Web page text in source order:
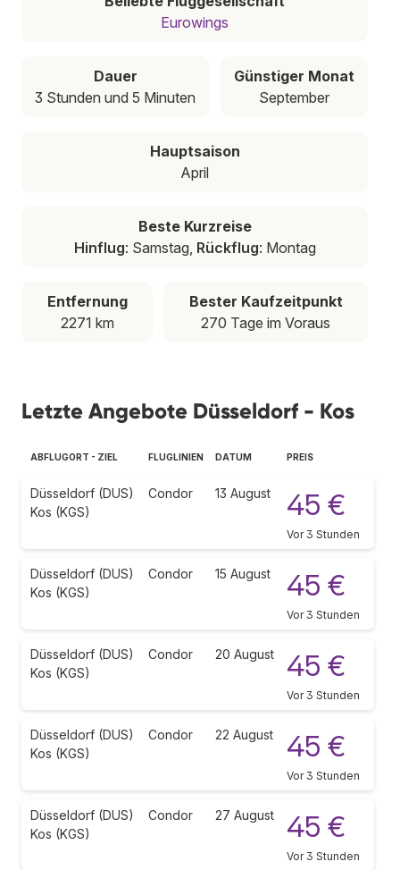
Eurowings
Dauer
3 Stunden und 5 Minuten
Günstiger Monat
September
Hauptsaison
April
Beste Kurzreise
Hinflug: Samstag, Rückflug: Montag
Entfernung
2271 km
Bester Kaufzeitpunkt
270 Tage im Voraus
Letzte Angebote Düsseldorf - Kos
ABFLUGORT - ZIEL FLUGLINIEN DATUM PREIS
Düsseldorf (DUS)
Kos (KGS)
Condor 13 August 45 €
Vor 3 Stunden
Düsseldorf (DUS)
Kos (KGS)
Condor 15 August 45 €
Vor 3 Stunden
Düsseldorf (DUS)
Kos (KGS)
Condor 20 August 45 €
Vor 3 Stunden
Düsseldorf (DUS)
Kos (KGS)
Condor 22 August 45 €
Vor 3 Stunden
Düsseldorf (DUS)
Kos (KGS)
Condor 27 August 45 €
Vor 3 Stunden